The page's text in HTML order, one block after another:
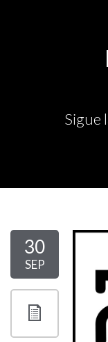
Sigue
30
SEP